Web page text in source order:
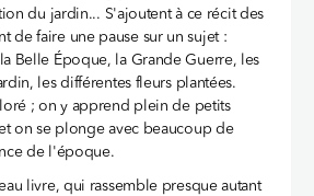
du jardin... S'ajoutent à ce récit des
de faire une pause sur un sujet :
Belle Époque, la Grande Guerre, les
les différentes fleurs plantées.
; on y apprend plein de petits
on se plonge avec beaucoup de
de l'époque.
livre, qui rassemble presque autant